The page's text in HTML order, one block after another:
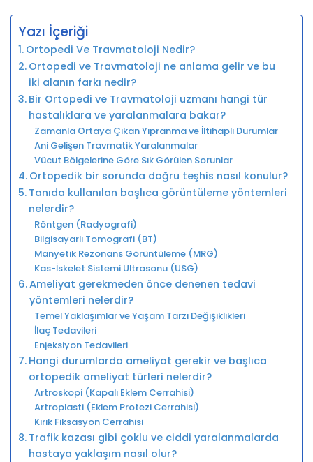
Yazı İçeriği
Ortopedi Ve Travmatoloji Nedir?
Ortopedi ve Travmatoloji ne anlama gelir ve bu
iki alanın farkı nedir?
Bir Ortopedi ve Travmatoloji uzmanı hangi tür
hastalıklara ve yaralanmalara bakar?
Zamanla Ortaya Çıkan Yıpranma ve İltihaplı Durumlar
Ani Gelişen Travmatik Yaralanmalar
Vücut Bölgelerine Göre Sık Görülen Sorunlar
Ortopedik bir sorunda doğru teşhis nasıl konulur?
Tanıda kullanılan başlıca görüntüleme yöntemleri
nelerdir?
Röntgen (Radyografi)
Bilgisayarlı Tomografi (BT)
Manyetik Rezonans Görüntüleme (MRG)
Kas-İskelet Sistemi Ultrasonu (USG)
Ameliyat gerekmeden önce denenen tedavi
yöntemleri nelerdir?
Temel Yaklaşımlar ve Yaşam Tarzı Değişiklikleri
İlaç Tedavileri
Enjeksiyon Tedavileri
Hangi durumlarda ameliyat gerekir ve başlıca
ortopedik ameliyat türleri nelerdir?
Artroskopi (Kapalı Eklem Cerrahisi)
Artroplasti (Eklem Protezi Cerrahisi)
Kırık Fiksasyon Cerrahisi
Trafik kazası gibi çoklu ve ciddi yaralanmalarda
hastaya yaklaşım nasıl olur?